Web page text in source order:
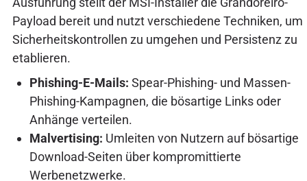
Payload bereit und nutzt verschiedene Techniken, um
Sicherheitskontrollen zu umgehen und Persistenz zu
etablieren.
Phishing-E-Mails: Spear-Phishing- und Massen-
Phishing-Kampagnen, die bösartige Links oder
Anhänge verteilen.
Malvertising: Umleiten von Nutzern auf bösartige
Download-Seiten über kompromittierte
Werbenetzwerke.